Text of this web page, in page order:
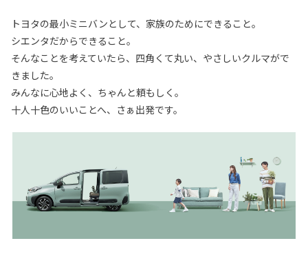
トヨタの最小ミニバンとして、家族のためにできること。
シエンタだからできること。
そんなことを考えていたら、四角くて丸い、やさしいクルマがで
きました。
みんなに心地よく、ちゃんと頼もしく。
十人十色のいいことへ、さぁ出発です。